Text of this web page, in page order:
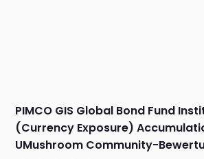
PIMCO GIS Global Bond Fund
(Currency Exposure)
UMushroom Community-